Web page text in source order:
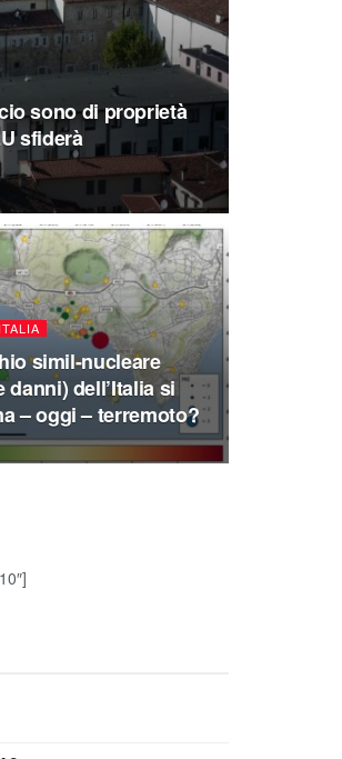
sono di proprietà
sfiderà
simil-nucleare
danni) dell’Italia si
– oggi – terremoto?